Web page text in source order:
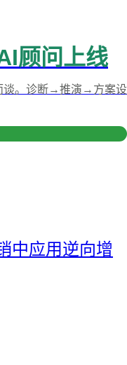
顾问上线
谈。诊断→推演→方案设
中应用逆向增